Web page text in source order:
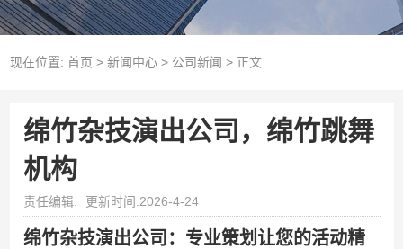
现在位置: 首页 > 新闻中心> 公司新闻 > 正文
绵竹杂技演出公司，绵竹跳舞
机构
责任编辑: 更新时间:2026-4-24
绵竹杂技演出公司：专业策划让您的活动精